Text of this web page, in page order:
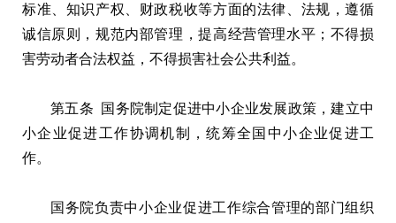
标准、知识产权、财政税收等方面的法律、法规，遵循
诚信原则，规范内部管理，提高经营管理水平；不得损
害劳动者合法权益，不得损害社会公共利益。
第五条 国务院制定促进中小企业发展政策，建立中
小企业促进工作协调机制，统筹全国中小企业促进工
作。
国务院负责中小企业促进工作综合管理的部门组织